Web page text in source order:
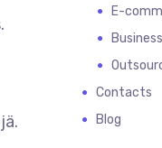
E-
Contacts
Blog